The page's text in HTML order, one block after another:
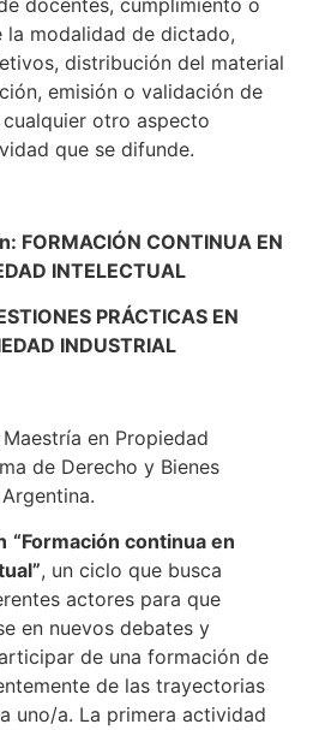
la modalidad de dictado,
distribución del material
emisión o validación de
otro aspecto
que se difunde.
FORMACIÓN CONTINUA EN
INTELECTUAL
PRÁCTICAS EN
INDUSTRIAL
en Propiedad
de Derecho y Bienes
“Formación continua en
, un ciclo que busca
actores para que
en nuevos debates y
de una formación de
de las trayectorias
uno/a. La primera actividad